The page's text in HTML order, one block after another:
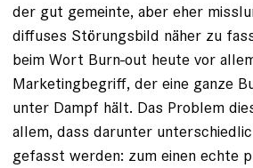
der gut gemeinte, aber eher
diffuses Störungsbild näher zu
beim Wort Burn-out heute vor
Marketingbegriff, der eine ganze
unter Dampf hält. Das Problem
allem, dass darunter
gefasst werden: zum einen echte